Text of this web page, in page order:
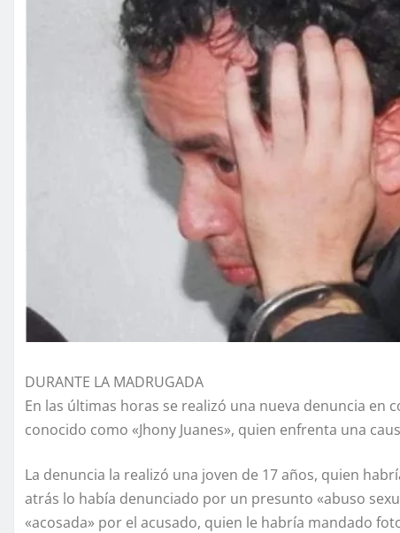
DURANTE LA MADRUGADA
En las últimas horas se realizó una nueva denuncia en
conocido como «Jhony Juanes», quien enfrenta una
La denuncia la realizó una joven de 17 años, quien
atrás lo había denunciado por un presunto «abuso
«acosada» por el acusado, quien le habría mandado